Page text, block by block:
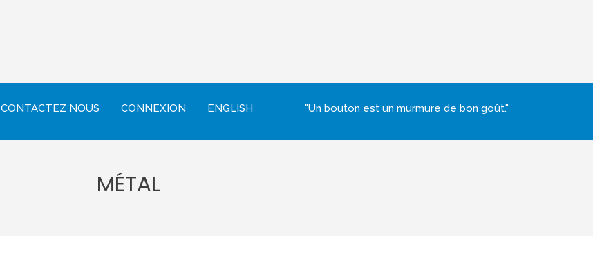
CONTACTEZ NOUS CONNEXION ENGLISH "Un bouton est un murmure de bon goût."
MÉTAL